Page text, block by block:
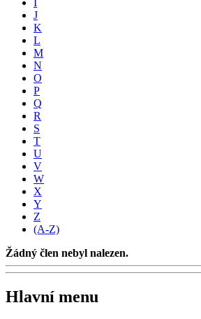
J
K
L
M
N
O
P
Q
R
S
T
U
V
W
X
Y
Z
(A-Z)
Žádný člen nebyl nalezen.
Hlavní menu